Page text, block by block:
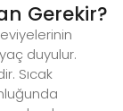
Gerekir?
duyulur.
Sıcak